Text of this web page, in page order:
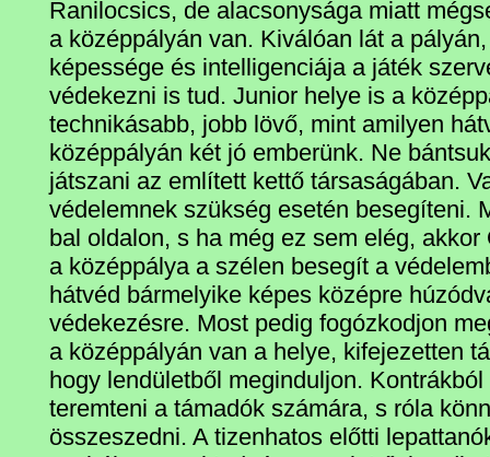
Ranilocsics, de alacsonysága miatt
a középpályán van. Kiválóan lát a
képessége és intelligenciája a játék
védekezni is tud. Junior helye is a
technikásabb, jobb lövő, mint amilyen
középpályán két jó emberünk. Ne
játszani az említett kettő társaságában.
védelemnek szükség esetén besegíteni.
bal oldalon, s ha még ez sem elég,
a középpálya a szélen besegít a
hátvéd bármelyike képes középre
védekezésre. Most pedig fogózkodjon
a középpályán van a helye, kifejezetten
hogy lendületből meginduljon.
teremteni a támadók számára, s róla
összeszedni. A tizenhatos előtti